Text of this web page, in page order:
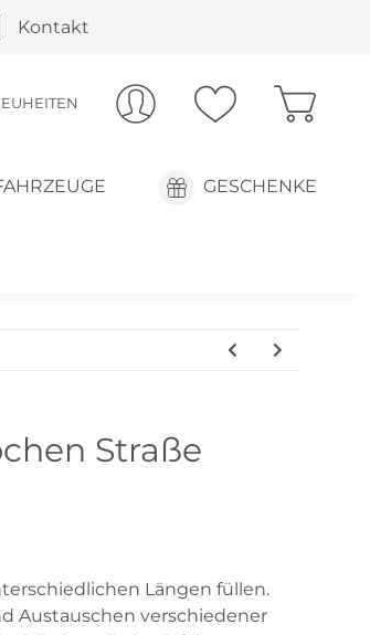
Kontakt
GESCHENKE
Straße
Längen füllen.
Austauschen verschiedener